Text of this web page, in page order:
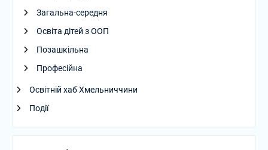
Загальна-середня
Освіта дітей з ООП
Позашкільна
Професійна
Освітній хаб Хмельниччини
Події